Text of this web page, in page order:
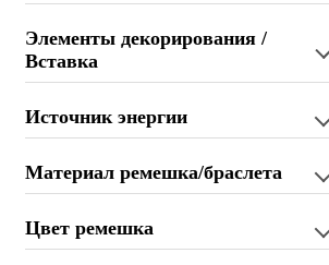
Элементы декорирования /
Вставка
Источник энергии
Материал ремешка/браслета
Цвет ремешка